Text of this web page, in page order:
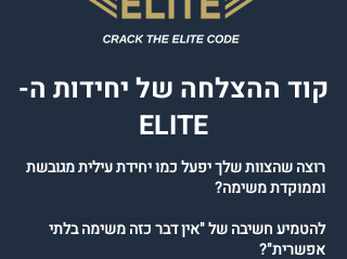
קוד ההצלחה של יחידות ה-
ELITE
רוצה שהצוות שלך יפעל כמו יחידת עילית מגובשת
וממוקדת משימה?
להטמיע חשיבה של "אין דבר כזה משימה בלתי
אפשרית"?